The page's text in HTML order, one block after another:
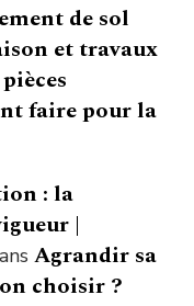
de sol
et travaux
faire pour la
: la
|
Agrandir sa
choisir ?